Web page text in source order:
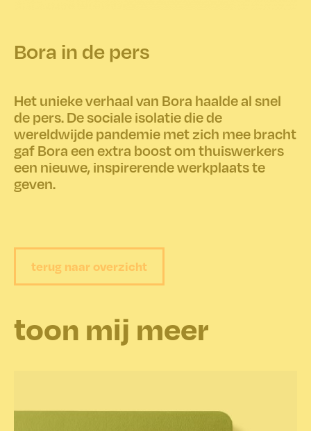
Bora in de pers
Het unieke verhaal van Bora haalde al snel
de pers. De sociale isolatie die de
wereldwijde pandemie met zich mee bracht
gaf Bora een extra boost om thuiswerkers
een nieuwe, inspirerende werkplaats te
geven.
toon mij meer
terug naar overzicht